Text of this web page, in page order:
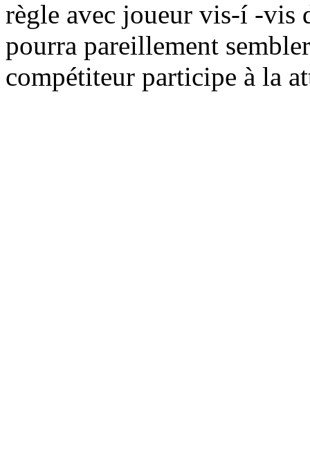
règle avec joueur vis-í -vis
pourra pareillement
compétiteur participe à la